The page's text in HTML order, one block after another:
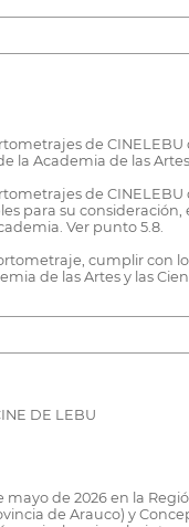
de
la Academia de las
de
para su
Ver punto 5.8.
cumplir con
de las Artes y las
DE LEBU
de 2026 en la
de Arauco) y